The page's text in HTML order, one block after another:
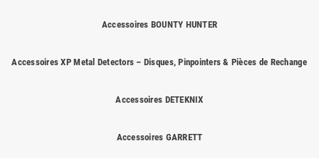
: détecteurs manuels qui permettent de localiser
l’humidité pour prolonger la durée de vie de votre détecteur.
Accessoires BOUNTY HUNTER
Accessoires XP Metal Detectors – Disques, Pinpointers & Pièces de Rechange
Accessoires DETEKNIX
Accessoires GARRETT